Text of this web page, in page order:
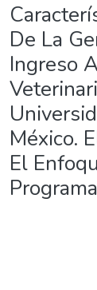
De La
Ingreso
México.
El